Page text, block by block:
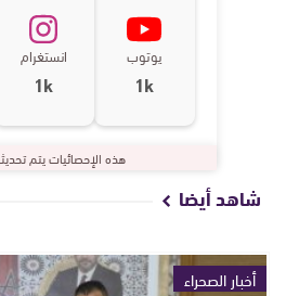
يوتوب
1k
انستغرام
1k
هذه الإحصائيات يتم
شاهد أيضا
أخبار الصحراء